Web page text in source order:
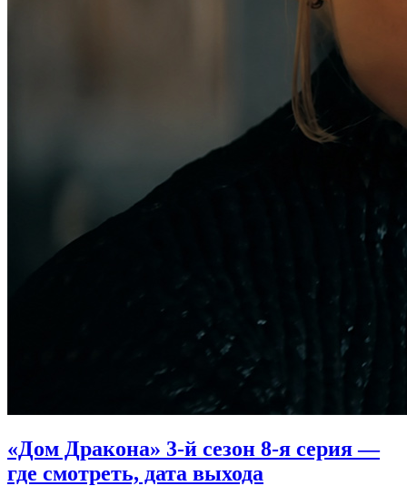
«Дом Дракона» 3-й сезон 8-я серия —
где смотреть, дата выхода